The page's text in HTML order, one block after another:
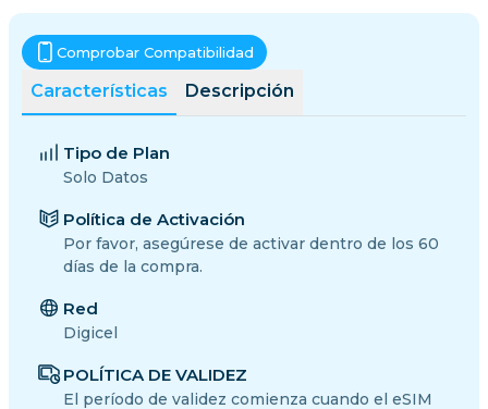
Características Descripción
Comprobar Compatibilidad
Tipo de Plan
Solo Datos
Política de Activación
Por favor, asegúrese de activar dentro de los 60
días de la compra.
Red
Digicel
POLÍTICA DE VALIDEZ
El período de validez comienza cuando el eSIM